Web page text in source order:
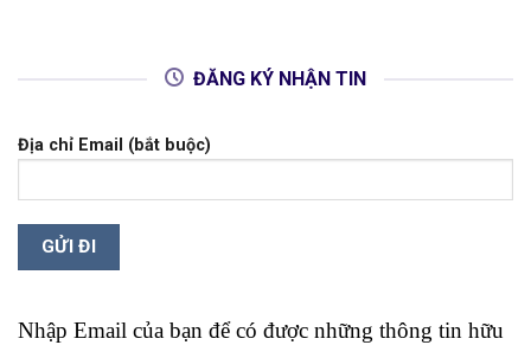
ĐĂNG KÝ NHẬN TIN
Địa chỉ Email (bắt buộc)
Nhập Email của bạn để có được những thông tin hữu